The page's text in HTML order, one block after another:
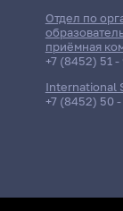
Отдел по
приёмная
+7 (8452) 51 -
International
+7 (8452) 50